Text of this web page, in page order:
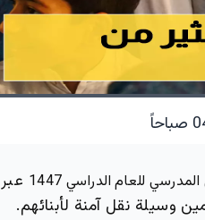
للعام الدراسي 1447
عبر
وسيلة نقل آمنة لأبنائهم.